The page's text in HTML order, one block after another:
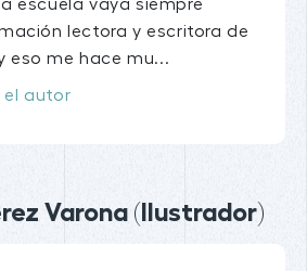
escuela vaya siempre
lectora y escritora de
eso me hace mu...
el autor
Varona (Ilustrador)